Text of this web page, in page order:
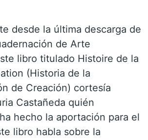
desde la última descarga de
de Arte
libro titulado Histoire de la
(Historia de la
de Creación) cortesía
Castañeda quién
hecho la aportación para el
libro habla sobre la